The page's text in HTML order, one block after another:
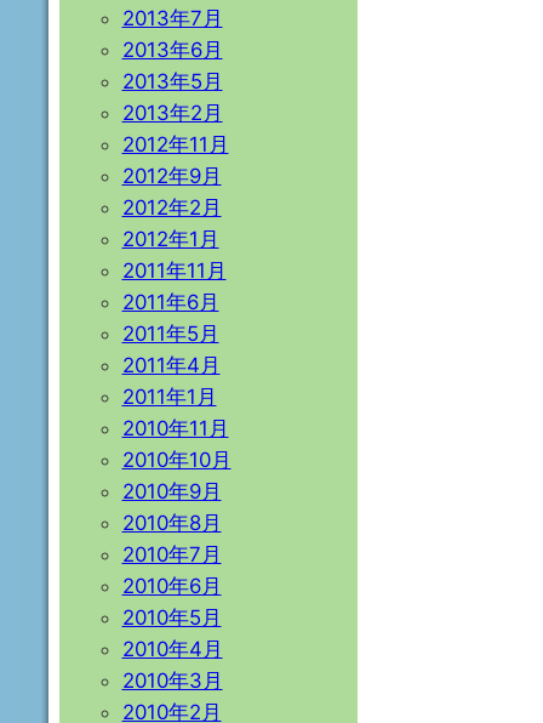
2013年7月
2013年6月
2013年5月
2013年2月
2012年11月
2012年9月
2012年2月
2012年1月
2011年11月
2011年6月
2011年5月
2011年4月
2011年1月
2010年11月
2010年10月
2010年9月
2010年8月
2010年7月
2010年6月
2010年5月
2010年4月
2010年3月
2010年2月